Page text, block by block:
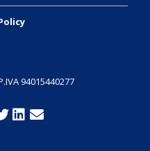
94015440277